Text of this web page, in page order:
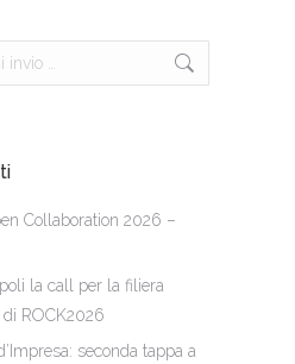
Collaboration 2026 –
la call per la filiera
ROCK2026
seconda tappa a